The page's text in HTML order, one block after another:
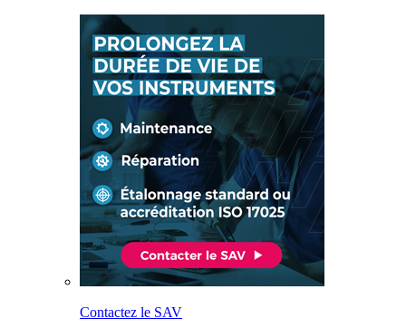
Contactez le SAV